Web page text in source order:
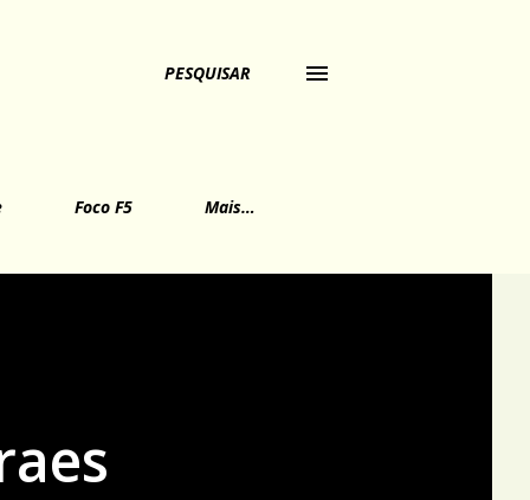
PESQUISAR
Foco F5 Mais…